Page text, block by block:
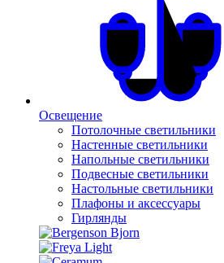
Освещение
Потолочные светильники
Настенные светильники
Напольные светильники
Подвесные светильники
Настольные светильники
Плафоны и аксессуары
Гирлянды